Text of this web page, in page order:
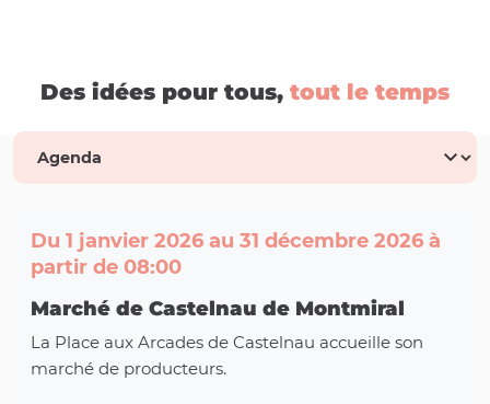
Des idées pour tous, tout le temps
Du 1 janvier 2026 au 31 décembre 2026 à
partir de 08:00
Marché de Castelnau de Montmiral
La Place aux Arcades de Castelnau accueille son
marché de producteurs.